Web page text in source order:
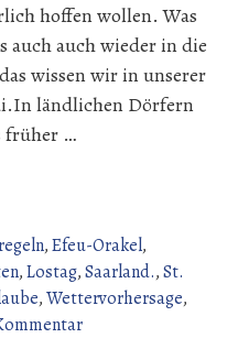
hoffen wollen. Was
auch auch wieder in die
wissen wir in unserer
ländlichen Dörfern
früher …
,Efeu-Orakel,
,Lostag,Saarland.,St.
,Wettervorhersage,
zu